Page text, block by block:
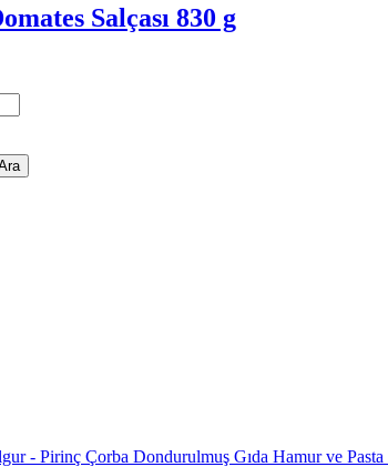
Salçası 830 g
- Pirinç Çorba Dondurulmuş Gıda Hamur ve